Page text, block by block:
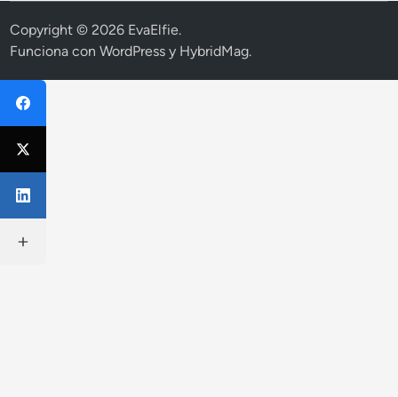
Copyright © 2026 EvaElfie.
Funciona conWordPress y HybridMag.